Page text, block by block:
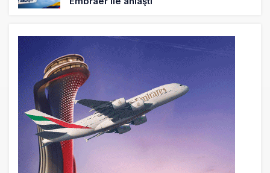
Üniversite adayı avlanma ve aldanma!
Yazıcıoğlu Kazası 19 yıl sonra sil baştan
SHGM yönetiminin hiç mi kusuru yok?